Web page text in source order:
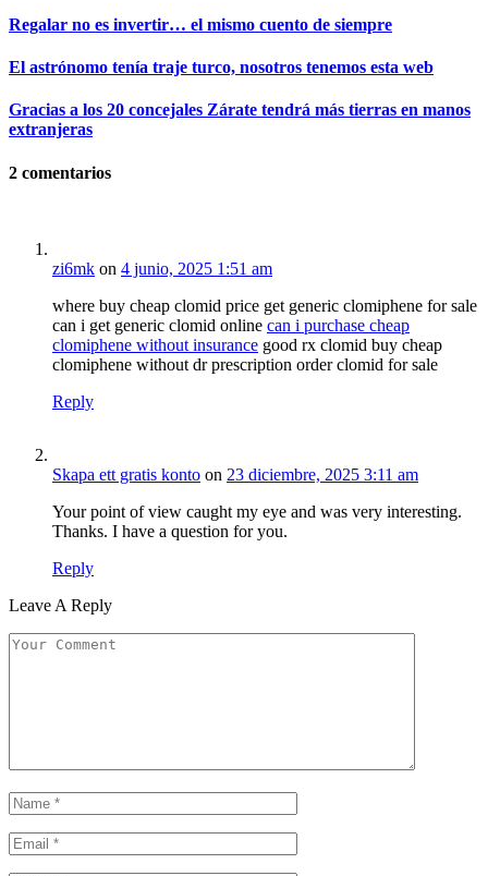
Regalar no es invertir… el mismo cuento de siempre
El astrónomo tenía traje turco, nosotros tenemos esta web
Gracias a los 20 concejales Zárate tendrá más tierras en manos
extranjeras
2 comentarios
zi6mk on 4 junio, 2025 1:51 am
where buy cheap clomid price get generic clomiphene for sale
can i get generic clomid online can i purchase cheap
clomiphene without insurance good rx clomid buy cheap
clomiphene without dr prescription order clomid for sale
Reply
Skapa ett gratis konto on 23 diciembre, 2025 3:11 am
Your point of view caught my eye and was very interesting.
Thanks. I have a question for you.
Reply
Leave A Reply